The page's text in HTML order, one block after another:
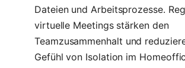
Dateien und Arbeitsprozesse.
virtuelle Meetings stärken den
Teamzusammenhalt und
Gefühl von Isolation im